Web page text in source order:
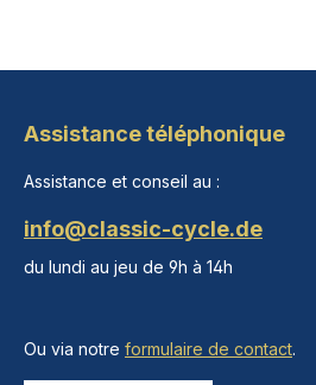
Assistance téléphonique
Assistance et conseil au :
info@classic-cycle.de
du lundi au jeu de 9h à 14h
Ou via notre formulaire de contact.